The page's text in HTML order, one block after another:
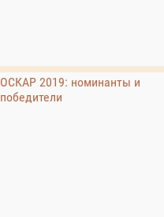
ОСКАР 2019: номинанты и
победители